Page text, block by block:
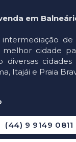
em
intermediação
cidade
diversas
Itajái e Praia
(44) 9 9149 0811